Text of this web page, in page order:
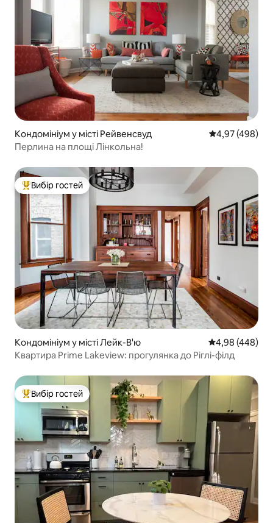
Кондомініум у місті Рейвенсвуд Середня
4,97 (498)
Перлина на площі Лінкольна!
Топ вибір гостей
Вибір гостей
Кондомініум у місті Лейк-В'ю Середня
4,98 (448)
Квартира Prime Lakeview: прогулянка до Ріглі-філд
Топ вибір гостей
Вибір гостей